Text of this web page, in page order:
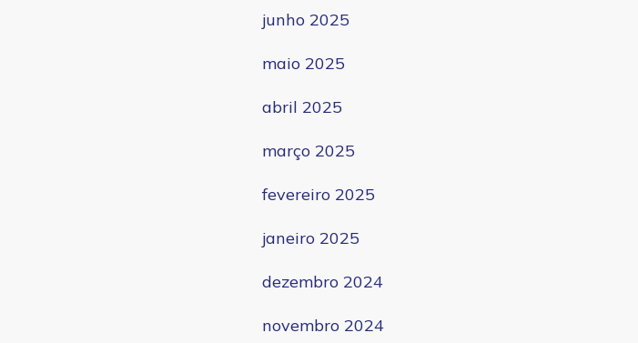
junho 2025
maio 2025
abril 2025
março 2025
fevereiro 2025
janeiro 2025
dezembro 2024
novembro 2024